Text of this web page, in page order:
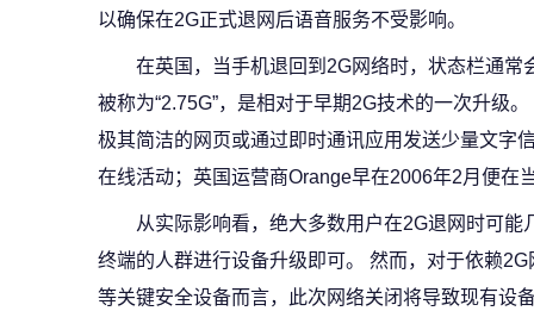
以确保在2G正式退网后语音服务不受影响。
在英国，当手机退回到2G网络时，状态栏通常
被称为“2.75G”，是相对于早期2G技术的一次升级
极其简洁的网页或通过即时通讯应用发送少量文字
在线活动；英国运营商Orange早在2006年2月便在
从实际影响看，绝大多数用户在2G退网时可
终端的人群进行设备升级即可。 然而，对于依赖
等关键安全设备而言，此次网络关闭将导致现有设